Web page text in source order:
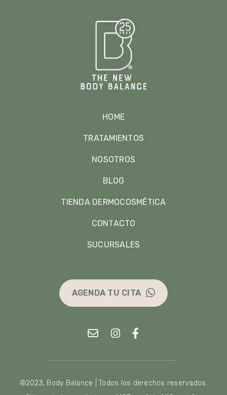
HOME
TRATAMIENTOS
NOSOTROS
BLOG
TIENDA DERMOCOSMÉTICA
CONTACTO
SUCURSALES
AGENDA TU CITA
©2023, Body Balance | Todos los derechos reservados.